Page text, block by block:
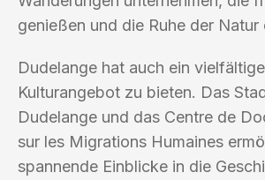
genießen und die Ruhe der Natur
Dudelange hat auch ein
Kulturangebot zu bieten. Das
Dudelange und das Centre de
sur les Migrations Humaines
spannende Einblicke in die